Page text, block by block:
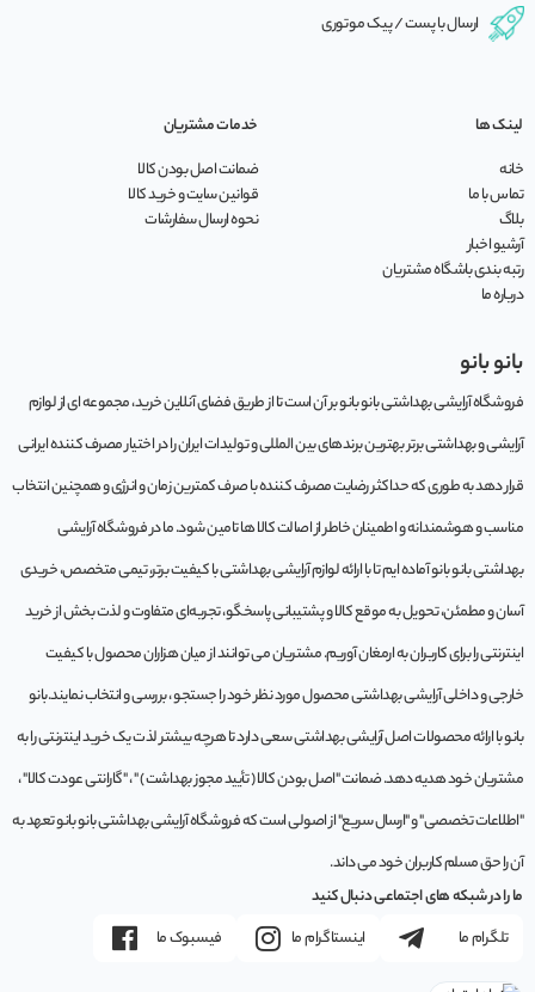
ارسال با پست / پیک موتوری
لینک ها
خانه
تماس با ما
بلاگ
آرشیو اخبار
رتبه بندی باشگاه مشتریان
درباره ما
خدمات مشتریان
ضمانت اصل بودن کالا
قوانین سایت و خرید کالا
نحوه ارسال سفارشات
بانو بانو
فروشگاه آرایشی بهداشتی بانو بانو بر آن است تا از طریق فضای آنلاین خرید، مجموعه‌ ای از لوازم
آرایشی و بهداشتی برتر بهترین برندهای بین المللی و تولیدات ایران را در اختیار مصرف کننده ایرانی
قرار دهد به طوری که حداکثر رضایت مصرف کننده با صرف کمترین زمان و انرژی و همچنین انتخاب
مناسب و هوشمندانه و اطمینان خاطر از اصالت کالا ها تامین شود. ما در فروشگاه آرایشی
بهداشتی بانو بانو آماده ایم تا با ارائه لوازم آرایشی بهداشتی با کیفیت برتر، تیمی متخصص، خریدی
آسان و مطمئن، تحویل به موقع کالا و پشتیبانی پاسخگو، تجربه‌ای متفاوت و لذت بخش از خرید
اینترنتی را برای کاربران به ارمغان آوریم. مشتريان می توانند از ميان هزاران محصول با کيفيت
خارجی و داخلی آرایشی بهداشتی محصول مورد نظر خود را جستجو ، بررسی و انتخاب نمايند.بانو
بانو با ارائه محصولات اصل آرایشی بهداشتی سعی دارد تا هرچه بیشتر لذت یک خرید اینترنتی را به
مشتریان خود هدیه دهد. ضمانت "اصل بودن کالا ( تأیید مجوز بهداشت ) " ، "گارانتی عودت کالا" ،
"اطلاعات تخصصی" و "ارسال سریع" از اصولی است که فروشگاه آرایشی بهداشتی بانو بانو تعهد به
آن را حق مسلم کاربران خود می داند.
ما را در شبکه های اجتماعی دنبال کنید
تلگرام ما
اینستاگرام ما فیسبوک ما